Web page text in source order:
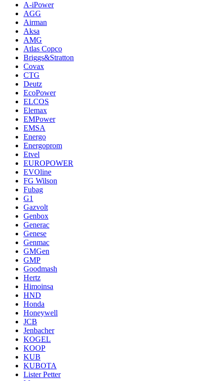
A-iPower
AGG
Airman
Aksa
AMG
Atlas Copco
Briggs&Stratton
Covax
CTG
Deutz
EcoPower
ELCOS
Elemax
EMPower
EMSA
Energo
Energoprom
Etvel
EUROPOWER
EVOline
FG Wilson
Fubag
G1
Gazvolt
Genbox
Generac
Genese
Genmac
GMGen
GMP
Goodmash
Hertz
Himoinsa
HND
Honda
Honeywell
JCB
Jenbacher
KOGEL
KOOP
KUB
KUBOTA
Lister Petter